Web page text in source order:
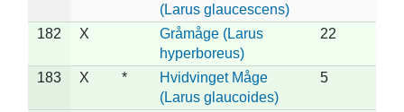
(Larus glaucescens)
182 X
Gråmåge (Larus
hyperboreus)
22
183 X *
Hvidvinget Måge
(Larus glaucoides)
5